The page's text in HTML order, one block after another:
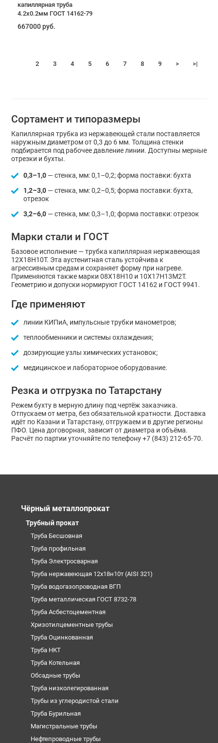
капиллярная труба
4.2х0.2мм ГОСТ 14162-79
667000 руб.
2 3 4 5 6 7 8 9 > >|
Сортамент и типоразмеры
Капиллярная трубка из нержавеющей стали поставляется
наружным диаметром от 0,3 до 6 мм. Толщина стенки
подбирается под рабочее давление линии. Доступны мерные
отрезки и бухты.
0,3–1,0— стенка, мм: 0,1–0,2; форма поставки: бухта
1,2–3,0— стенка, мм: 0,2–0,5; форма поставки: бухта,
отрезок
3,2–6,0— стенка, мм: 0,3–1,0; форма поставки: отрезок
Марки стали и ГОСТ
Базовое исполнение — трубка капиллярная нержавеющая
12Х18Н10Т. Эта аустенитная сталь устойчива к
агрессивным средам и сохраняет форму при нагреве.
Применяются также марки 08Х18Н10 и 10Х17Н13М2Т.
Геометрию и допуски нормируют ГОСТ 14162 и ГОСТ 9941.
Где применяют
линии КИПиА, импульсные трубки манометров;
теплообменники и системы охлаждения;
дозирующие узлы химических установок;
медицинское и лабораторное оборудование.
Резка и отгрузка по Татарстану
Режем бухту в мерную длину под чертёж заказчика.
Отпускаем от метра, без обязательной кратности. Доставка
идёт по Казани и Татарстану, отгружаем и в другие регионы
ПФО. Цена договорная, зависит от диаметра и объёма.
Расчёт по партии уточняйте по телефону +7 (843) 212-65-70.
Чёрный металлопрокат
Трубный прокат
Труба Бесшовная
Труба профильная
Труба Электросварная
Труба нержавеющая 12х18н10т (AISI 321)
Труба водогазопроводная ВГП
Труба металлическая ГОСТ 8732-78
Труба Асбестоцементная
Хризотилцементные трубы
Труба Оцинкованная
Труба НКТ
Труба Котельная
Обсадные трубы
Труба низколегированная
Трубы из углеродистой стали
Труба Бурильная
Магистральные трубы
Нефтепроводные трубы